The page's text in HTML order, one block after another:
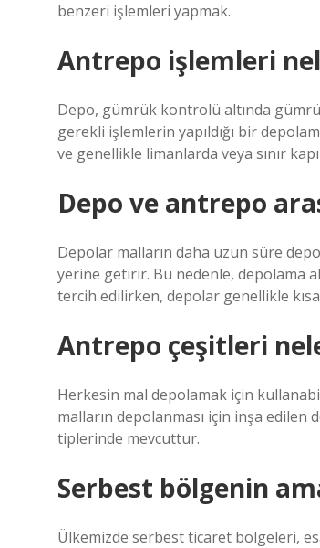
benzeri işlemleri yapmak.
Antrepo işlemleri
Depo, gümrük kontrolü altında
gerekli işlemlerin yapıldığı bir
ve genellikle limanlarda veya sınır
Depo ve antrepo
Depolar malların daha uzun süre
yerine getirir. Bu nedenle, depolama
tercih edilirken, depolar genellikle
Antrepo çeşitleri
Herkesin mal depolamak için
malların depolanması için inşa edilen
tiplerinde mevcuttur.
Serbest bölgenin
Ülkemizde serbest ticaret bölgeleri,